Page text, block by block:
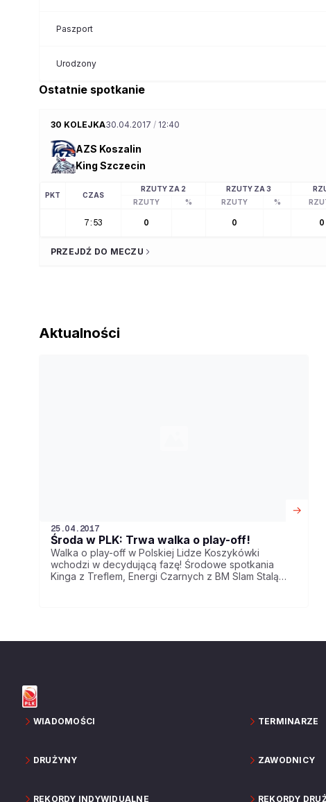
Paszport
Urodzony
Ostatnie spotkanie
30 KOLEJKA30.04.2017 / 12:40
AZS Koszalin
King Szczecin
PKT CZAS
RZUTY ZA 2 RZUTY ZA 3
RZUTY
% RZUTY %
7:53 0 0 0
PRZEJDŹ DO MECZU
Aktualności
25.04.2017
Środa w PLK: Trwa walka o play-off!
Walka o play-off w Polskiej Lidze Koszykówki
wchodzi w decydującą fazę! Środowe spotkania
Kinga z Treflem, Energi Czarnych z BM Slam Stalą
WIADOMOŚCI TERMINARZE
DRUŻYNY ZAWODNICY
REKORDY INDYWIDUALNE REKORDY